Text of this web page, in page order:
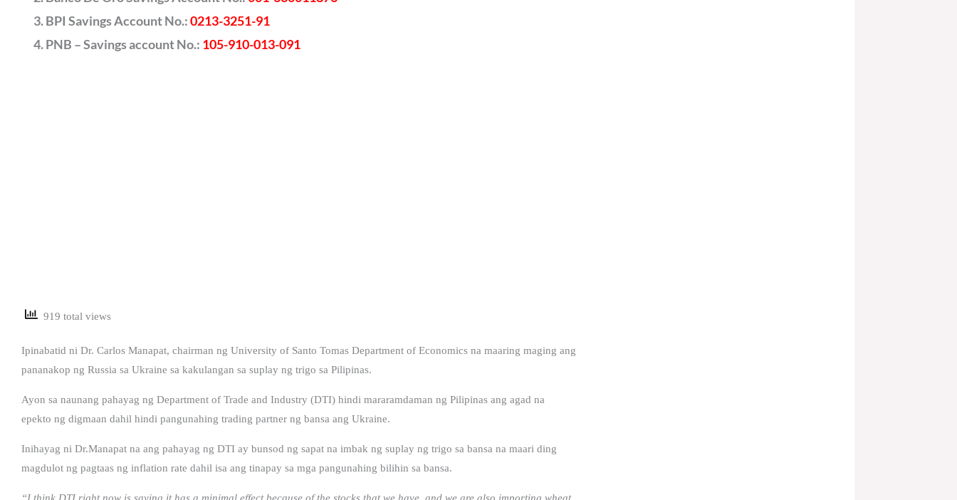
BPI Savings Account No.:0213-3251-91
PNB – Savings account No.: 105-910-013-091
919 total views
Ipinabatid ni Dr. Carlos Manapat, chairman ng University of Santo Tomas Department of Economics na maaring maging ang
pananakop ng Russia sa Ukraine sa kakulangan sa suplay ng trigo sa Pilipinas.
Ayon sa naunang pahayag ng Department of Trade and Industry (DTI) hindi mararamdaman ng Pilipinas ang agad na
epekto ng digmaan dahil hindi pangunahing trading partner ng bansa ang Ukraine.
Inihayag ni Dr.Manapat na ang pahayag ng DTI ay bunsod ng sapat na imbak ng suplay ng trigo sa bansa na maari ding
magdulot ng pagtaas ng inflation rate dahil isa ang tinapay sa mga pangunahing bilihin sa bansa.
“I think DTI right now is saying it has a minimal effect because of the stocks that we have, and we are also importing wheat